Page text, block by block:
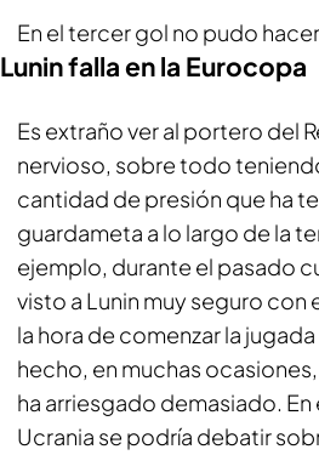
En el tercer gol no pudo
Lunin falla en la Eurocopa
Es extraño ver al portero del
nervioso, sobre todo
cantidad de presión que ha
guardameta a lo largo de la
ejemplo, durante el pasado
visto a Lunin muy seguro con
la hora de comenzar la
hecho, en muchas
ha arriesgado demasiado.
Ucrania se podría debatir